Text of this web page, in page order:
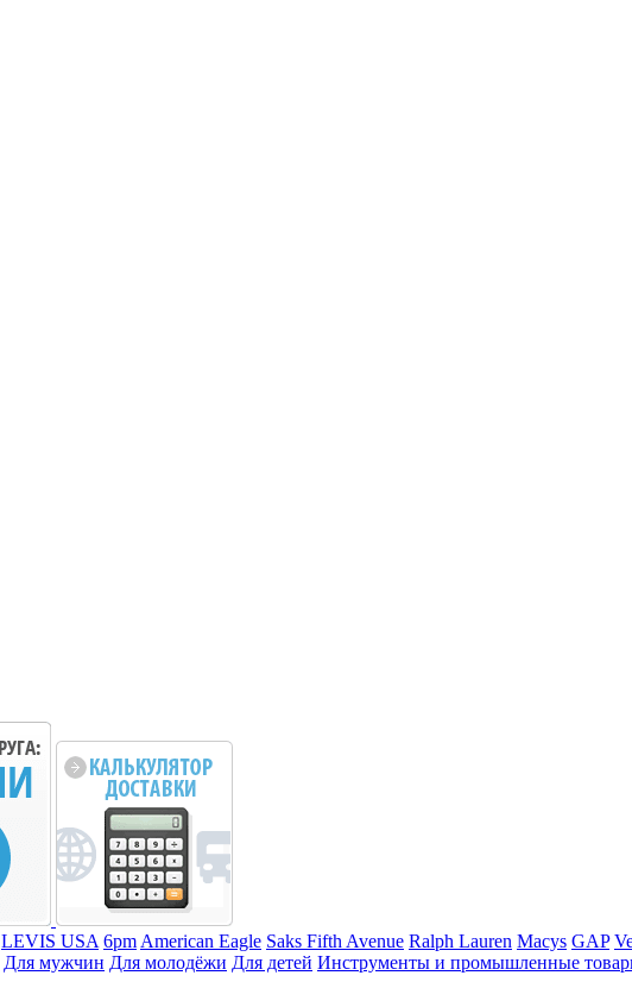
LEVIS USA 6pm American Eagle Saks Fifth Avenue Ralph Lauren Macys GAP
Для мужчин Для молодёжи Для детей Инструменты и промышленные